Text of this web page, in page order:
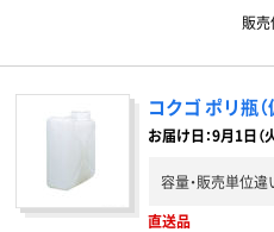
販
コクゴ ポリ瓶
お届け日：9月1日（
容量・販売単位
直送品